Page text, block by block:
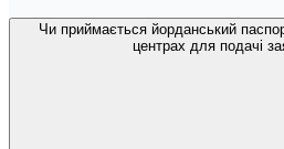
Чи приймається йорданський
центрах для подачі